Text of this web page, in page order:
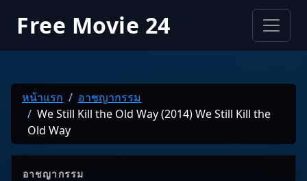
Free Movie 24
หน้าแรก
อาชญากรรม
We Still Kill the Old Way (2014) We Still Kill the
Old Way
อาชญากรรม